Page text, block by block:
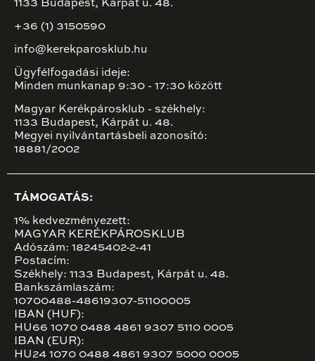
1133 Budapest, Kárpát u. 48.
+36 (1) 3150590
info@kerekparosklub.hu
Ügyfélfogadási ideje:
Minden munkanap 9:30 - 17:30 között
Magyar Kerékpárosklub - székhely:
1133 Budapest, Kárpát u. 48.
Megyei nyilvántartásbeli azonosító:
18881/2002
TÁMOGATÁS:
1% kedvezményezett:
MAGYAR KERÉKPÁROSKLUB
Adószám: 18245402-2-41
Postacím:
Székhely: 1133 Budapest, Kárpát u. 48.
Bankszámlaszám:
10700488-48619307-51100005
IBAN (HUF):
HU66 1070 0488 4861 9307 5110 0005
IBAN (EUR):
HU24 1070 0488 4861 9307 5000 0005